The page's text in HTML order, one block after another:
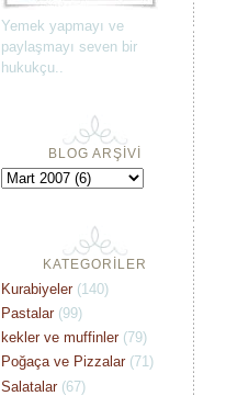
Yemek yapmayı ve
paylaşmayı seven bir
hukukçu..
BLOG ARŞİVİ
KATEGORİLER
Kurabiyeler (140)
Pastalar (99)
kekler ve muffinler (79)
Poğaça ve Pizzalar (71)
Salatalar (67)